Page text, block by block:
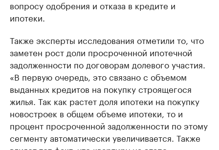
вопросу одобрения и отказа в кредите и
ипотеки.
Также эксперты исследования отметили то, что
заметен рост доли просроченной ипотечной
задолженности по договорам долевого участия.
«В первую очередь, это связано с объемом
выданных кредитов на покупку строящегося
жилья. Так как растет доля ипотеки на покупку
новостроек в общем объеме ипотеки, то и
процент просроченной задолженности по этому
сегменту автоматически увеличивается. Также